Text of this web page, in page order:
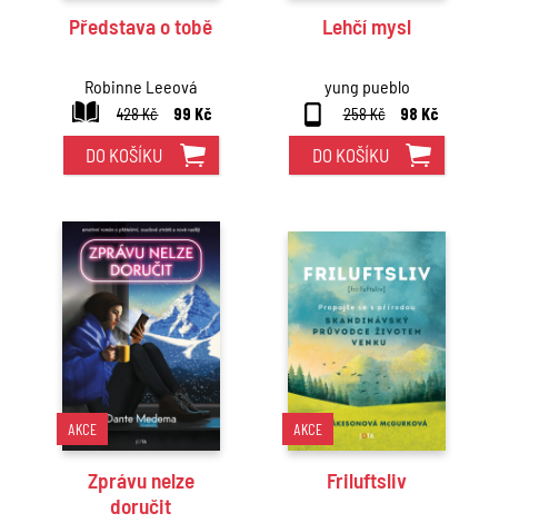
Představa o tobě
Robinne Leeová
428 Kč
99 Kč
DO KOŠÍKU
Lehčí mysl
yung pueblo
258 Kč
98 Kč
DO KOŠÍKU
AKCE
Zprávu nelze
doručit
AKCE
Friluftsliv